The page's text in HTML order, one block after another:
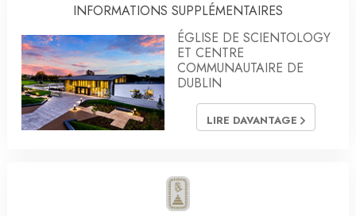
INFORMATIONS SUPPLÉMENTAIRES
ÉGLISE DE SCIENTOLOGY
ET CENTRE
COMMUNAUTAIRE DE
DUBLIN
LIRE DAVANTAGE